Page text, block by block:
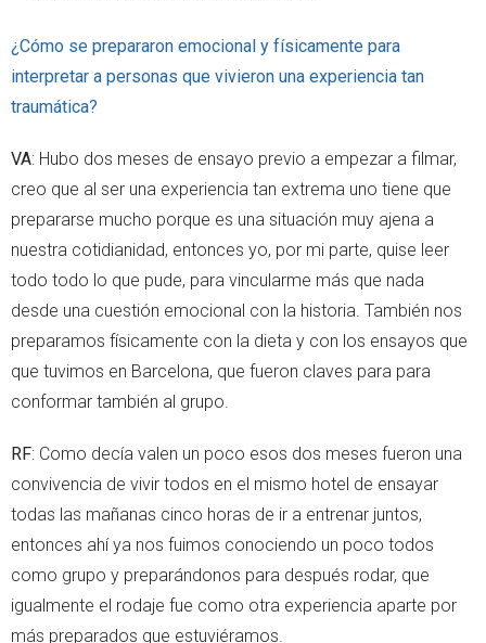
¿Cómo se prepararon emocional y físicamente para
interpretar a personas que vivieron una experiencia tan
traumática?
VA: Hubo dos meses de ensayo previo a empezar a filmar,
creo que al ser una experiencia tan extrema uno tiene que
prepararse mucho porque es una situación muy ajena a
nuestra cotidianidad, entonces yo, por mi parte, quise leer
todo todo lo que pude, para vincularme más que nada
desde una cuestión emocional con la historia. También nos
preparamos físicamente con la dieta y con los ensayos que
que tuvimos en Barcelona, que fueron claves para para
conformar también al grupo.
RF: Como decía valen un poco esos dos meses fueron una
convivencia de vivir todos en el mismo hotel de ensayar
todas las mañanas cinco horas de ir a entrenar juntos,
entonces ahí ya nos fuimos conociendo un poco todos
como grupo y preparándonos para después rodar, que
igualmente el rodaje fue como otra experiencia aparte por
más preparados que estuviéramos.